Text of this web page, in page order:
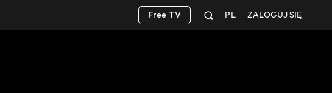
ZALOGUJ SIĘ
PL
Free TV